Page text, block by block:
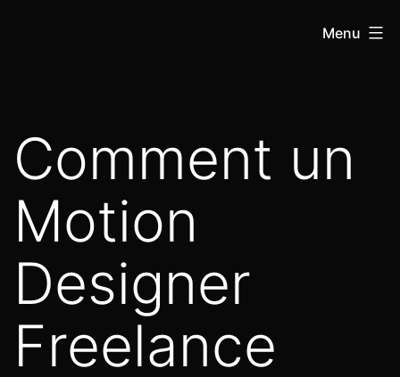
Menu
Comment un
Motion
Designer
Freelance